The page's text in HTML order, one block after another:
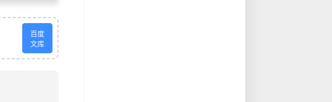
百度
文库